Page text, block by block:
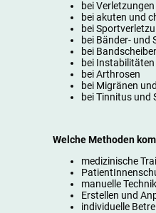
bei
bei akuten und
bei
bei Bänder- und
bei
bei Instabilitäten
bei Arthrosen
bei Migränen
bei Tinnitus und
Welche Methoden
medizinische
manuelle
Erstellen und
individuelle